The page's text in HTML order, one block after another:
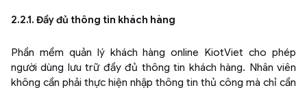
2.2.1. Đầy đủ thông tin khách hàng
Phần mềm quản lý khách hàng online KiotViet cho phép
người dùng lưu trữ đầy đủ thông tin khách hàng. Nhân viên
không cần phải thực hiện nhập thông tin thủ công mà chỉ cần